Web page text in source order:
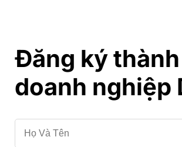
Đăng ký
doanh nghiệp